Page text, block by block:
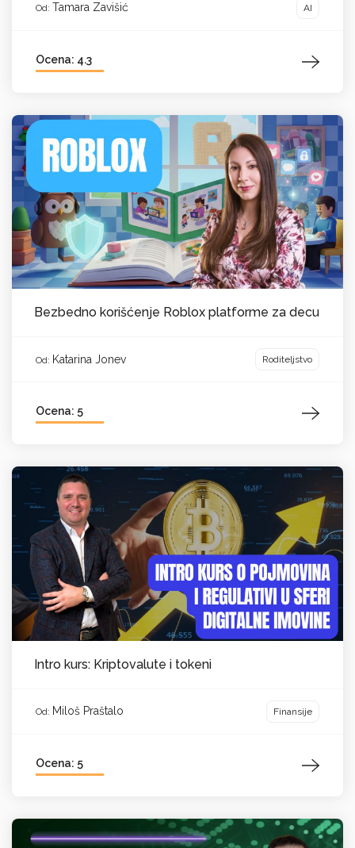
Od: Tamara Zavišić AI
Ocena: 4.3
Bezbedno korišćenje Roblox platforme za decu
Od: Katarina Jonev Roditeljstvo
Ocena: 5
Intro kurs: Kriptovalute i tokeni
Od: Miloš Praštalo Finansije
Ocena: 5